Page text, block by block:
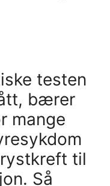
testen
bærer
mange
til
Så